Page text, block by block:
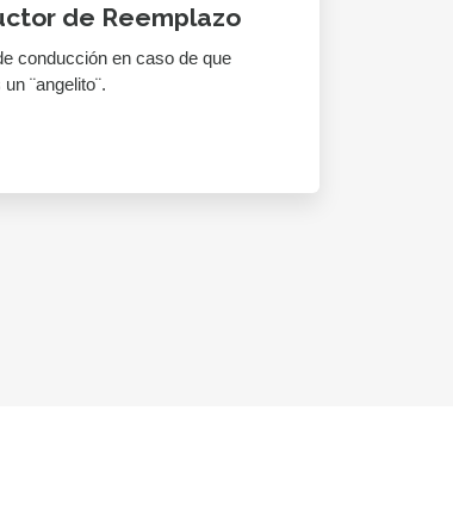
de Reemplazo
conducción en caso de que
¨angelito¨.